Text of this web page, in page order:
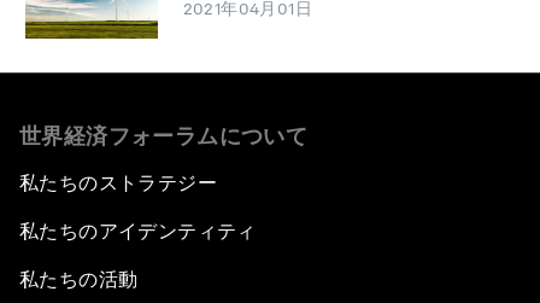
2021年04月01日
世界経済フォーラムについて
私たちのストラテジー
私たちのアイデンティティ
私たちの活動